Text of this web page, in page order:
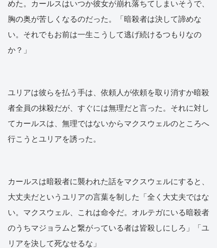
めた。カールスはいつか彼女が崩れ落ちてしまいそうで、
胸の奥が苦しくなるのだった。「暗殺者は決して諦めな
い。それでもお前は一生こうして逃げ続けるつもりなの
か？」
ユリアは彼らを払う手は、依頼人が依頼を取り消すか暗殺
者全員の抹殺だが、すぐには無理だと言った。それに対し
てカールスは、無理ではないからマクスウェルのところへ
行こうとユリアを誘った。
カールスは暗殺者に襲われた話をマクスウェルにすると、
大丈夫だというユリアの言葉を制した「全く大丈夫ではな
い。マクスウェル、これは命令だ。オルテガにいる暗殺者
のうちマジョラムと繋がっている者は皆殺しにしろ」「ユ
リアを決して死なせるな」